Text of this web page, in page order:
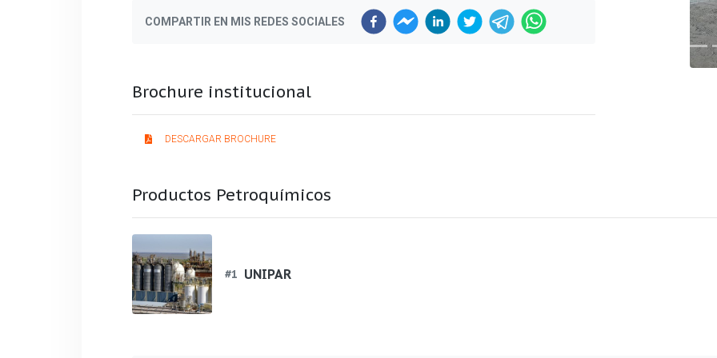
COMPARTIR EN MIS REDES SOCIALES
Brochure institucional
DESCARGAR BROCHURE
Productos Petroquímicos
#1 UNIPAR